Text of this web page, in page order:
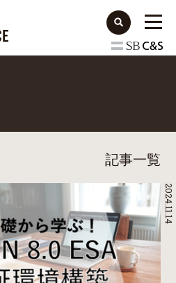
記事一覧
2024.11.14